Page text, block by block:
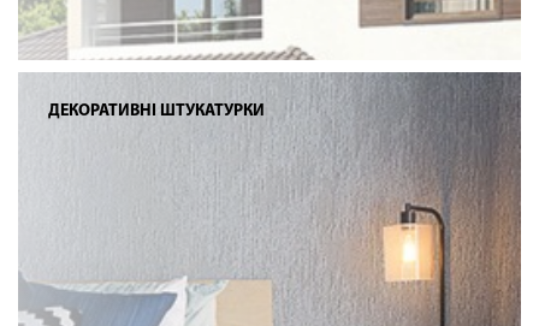
ДЕКОРАТИВНІ ШТУКАТУРКИ